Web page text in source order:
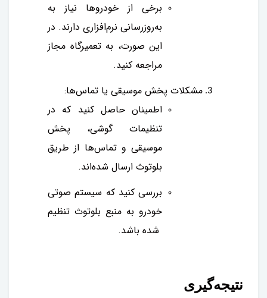
برخی از خودروها نیاز به
به‌روزرسانی نرم‌افزاری دارند. در
این صورت، به تعمیرگاه مجاز
مراجعه کنید.
مشکلات پخش موسیقی یا تماس‌ها:
اطمینان حاصل کنید که در
تنظیمات گوشی، پخش
موسیقی و تماس‌ها از طریق
بلوتوث ارسال شده‌اند.
بررسی کنید که سیستم صوتی
خودرو به منبع بلوتوث تنظیم
شده باشد.
نتیجه‌گیری